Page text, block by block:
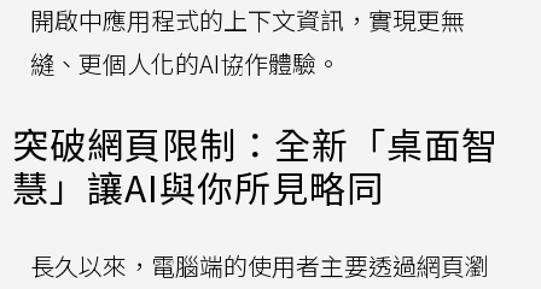
開啟中應用程式的上下文資訊，實現更無
縫、更個人化的AI協作體驗。
突破網頁限制：全新「桌面智
慧」讓AI與你所見略同
長久以來，電腦端的使用者主要透過網頁瀏